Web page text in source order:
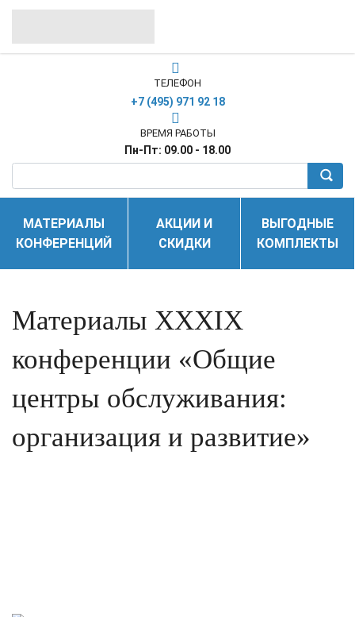
ТЕЛЕФОН
+7 (495) 971 92 18
ВРЕМЯ РАБОТЫ
Пн-Пт: 09.00 - 18.00
МАТЕРИАЛЫ
КОНФЕРЕНЦИЙ
АКЦИИ И
СКИДКИ
ВЫГОДНЫЕ
КОМПЛЕКТЫ
Материалы XXXIX
конференции «Общие
центры обслуживания:
организация и развитие»